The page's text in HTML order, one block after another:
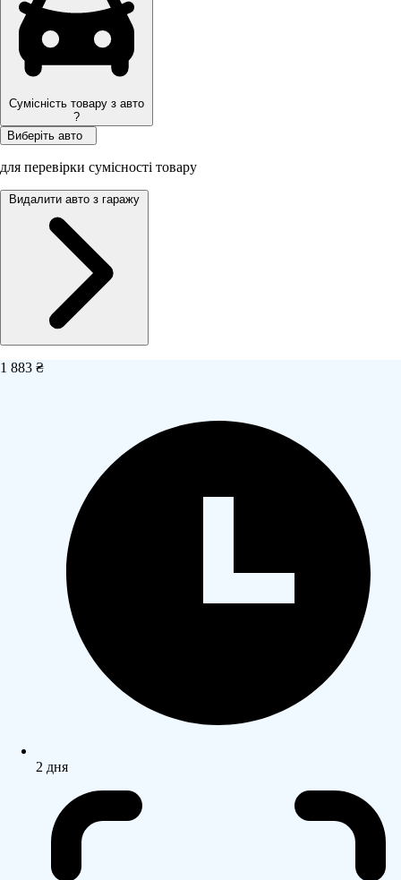
Сумісність товару з авто
?
Виберіть авто
для перевірки сумісності товару
Видалити авто з гаражу
1 883 ₴
2 дня